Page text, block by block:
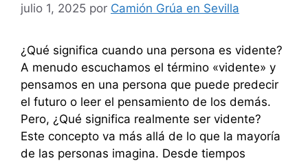
julio 1, 2025 por Camión Grúa en Sevilla
¿Qué significa cuando una persona es vidente?
A menudo escuchamos el término «vidente» y
pensamos en una persona que puede predecir
el futuro o leer el pensamiento de los demás.
Pero, ¿Qué significa realmente ser vidente?
Este concepto va más allá de lo que la mayoría
de las personas imagina. Desde tiempos